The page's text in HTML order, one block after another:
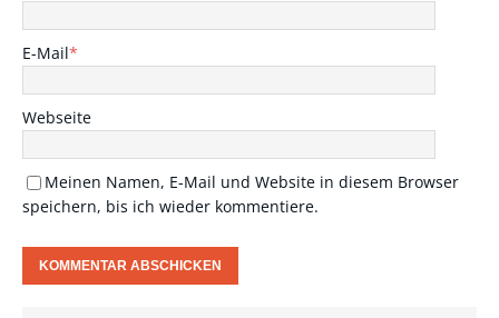
E-Mail*
Webseite
Meinen Namen, E-Mail und Website in diesem Browser
speichern, bis ich wieder kommentiere.